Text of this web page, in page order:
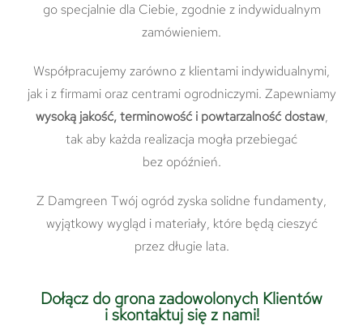
go specjalnie dla Ciebie, zgodnie z indywidualnym
zamówieniem.
Współpracujemy zarówno z klientami indywidualnymi,
jak i z firmami oraz centrami ogrodniczymi. Zapewniamy
wysoką jakość, terminowość i powtarzalność dostaw,
tak aby każda realizacja mogła przebiegać
bez opóźnień.
Z Damgreen Twój ogród zyska solidne fundamenty,
wyjątkowy wygląd i materiały, które będą cieszyć
przez długie lata.
Dołącz do grona zadowolonych Klientów
i skontaktuj się z nami!